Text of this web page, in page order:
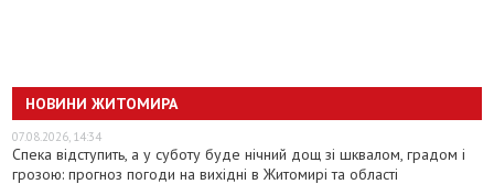
НОВИНИ ЖИТОМИРА
07.08.2026, 14:34
Спека відступить, а у суботу буде нічний дощ зі шквалом, градом і
грозою: прогноз погоди на вихідні в Житомирі та області